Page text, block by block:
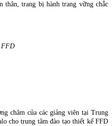
thân, trang bị hành trang vững chắc
FFD
châm của các giảng viên tại Trung
cho trung tâm đào tạo thiết kế FFD